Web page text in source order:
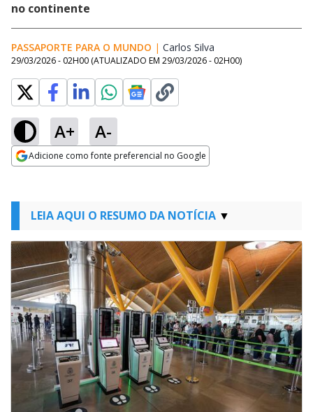
no continente
PASSAPORTE PARA O MUNDO | Carlos Silva
29/03/2026 - 02H00 (ATUALIZADO EM 29/03/2026 - 02H00)
A+ A-
Adicione como fonte preferencial no Google
LEIA AQUI O RESUMO DA NOTÍCIA